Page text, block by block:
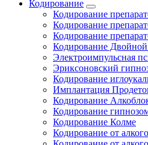
Кодирование
Кодирование
Кодирование
Кодирование
Кодирование
Электроимпульсная
Эриксоновский
Кодирование
Имплантация
Кодирование
Кодирование
Кодирование Колме
Кодирование от